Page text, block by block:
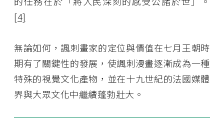
[4]
無論如何，諷刺畫家的定位與價值在七月王朝時
期有了關鍵性的發展，使諷刺漫畫逐漸成為一種
特殊的視覺文化產物，並在十九世紀的法國媒體
界與大眾文化中繼續蓬勃壯大。